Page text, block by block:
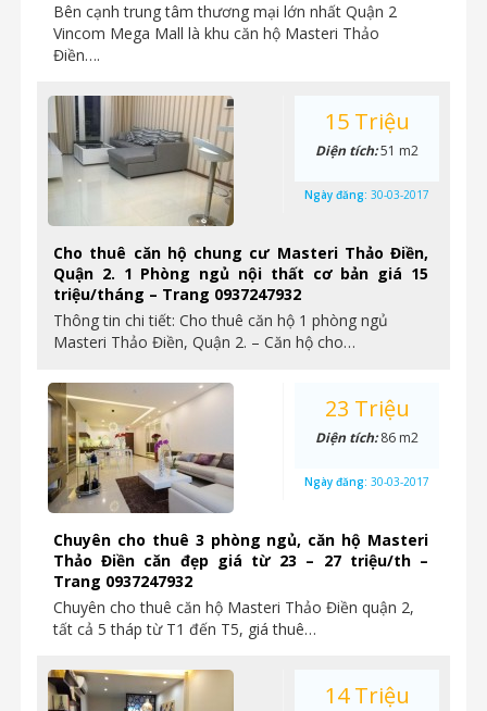
Bên cạnh trung tâm thương mại lớn nhất Quận 2
Vincom Mega Mall là khu căn hộ Masteri Thảo
Điền….
Cho thuê căn hộ chung cư Masteri Thảo Điền,
Quận 2. 1 Phòng ngủ nội thất cơ bản giá 15
triệu/tháng – Trang 0937247932
Thông tin chi tiết: Cho thuê căn hộ 1 phòng ngủ
Masteri Thảo Điền, Quận 2. – Căn hộ cho…
15 Triệu
Diện tích:51 m2
Ngày đăng: 30-03-2017
Chuyên cho thuê 3 phòng ngủ, căn hộ Masteri
Thảo Điền căn đẹp giá từ 23 – 27 triệu/th –
Trang 0937247932
Chuyên cho thuê căn hộ Masteri Thảo Điền quận 2,
tất cả 5 tháp từ T1 đến T5, giá thuê…
23 Triệu
Diện tích:86 m2
Ngày đăng: 30-03-2017
14 Triệu